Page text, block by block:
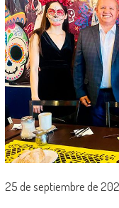
25 de septiembre de